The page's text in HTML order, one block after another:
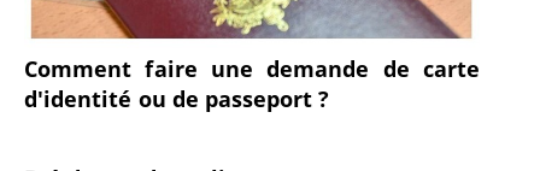
Comment faire une demande de carte
d'identité ou de passeport ?